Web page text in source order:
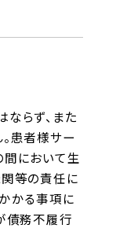
らず、また
患者様サー
において生
等の責任に
かる事項に
債務不履行